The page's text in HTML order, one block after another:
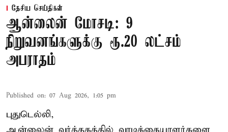
தேசிய செய்திகள்
ஆன்லைன் மோசடி: 9
நிறுவனங்களுக்கு ரூ.20 லட்சம்
அபராதம்
Published on: 07 Aug 2026, 1:05 pm
புதுடெல்லி,
ஆன்லைன் வர்த்தகத்தில் வாடிக்கையாளர்களை